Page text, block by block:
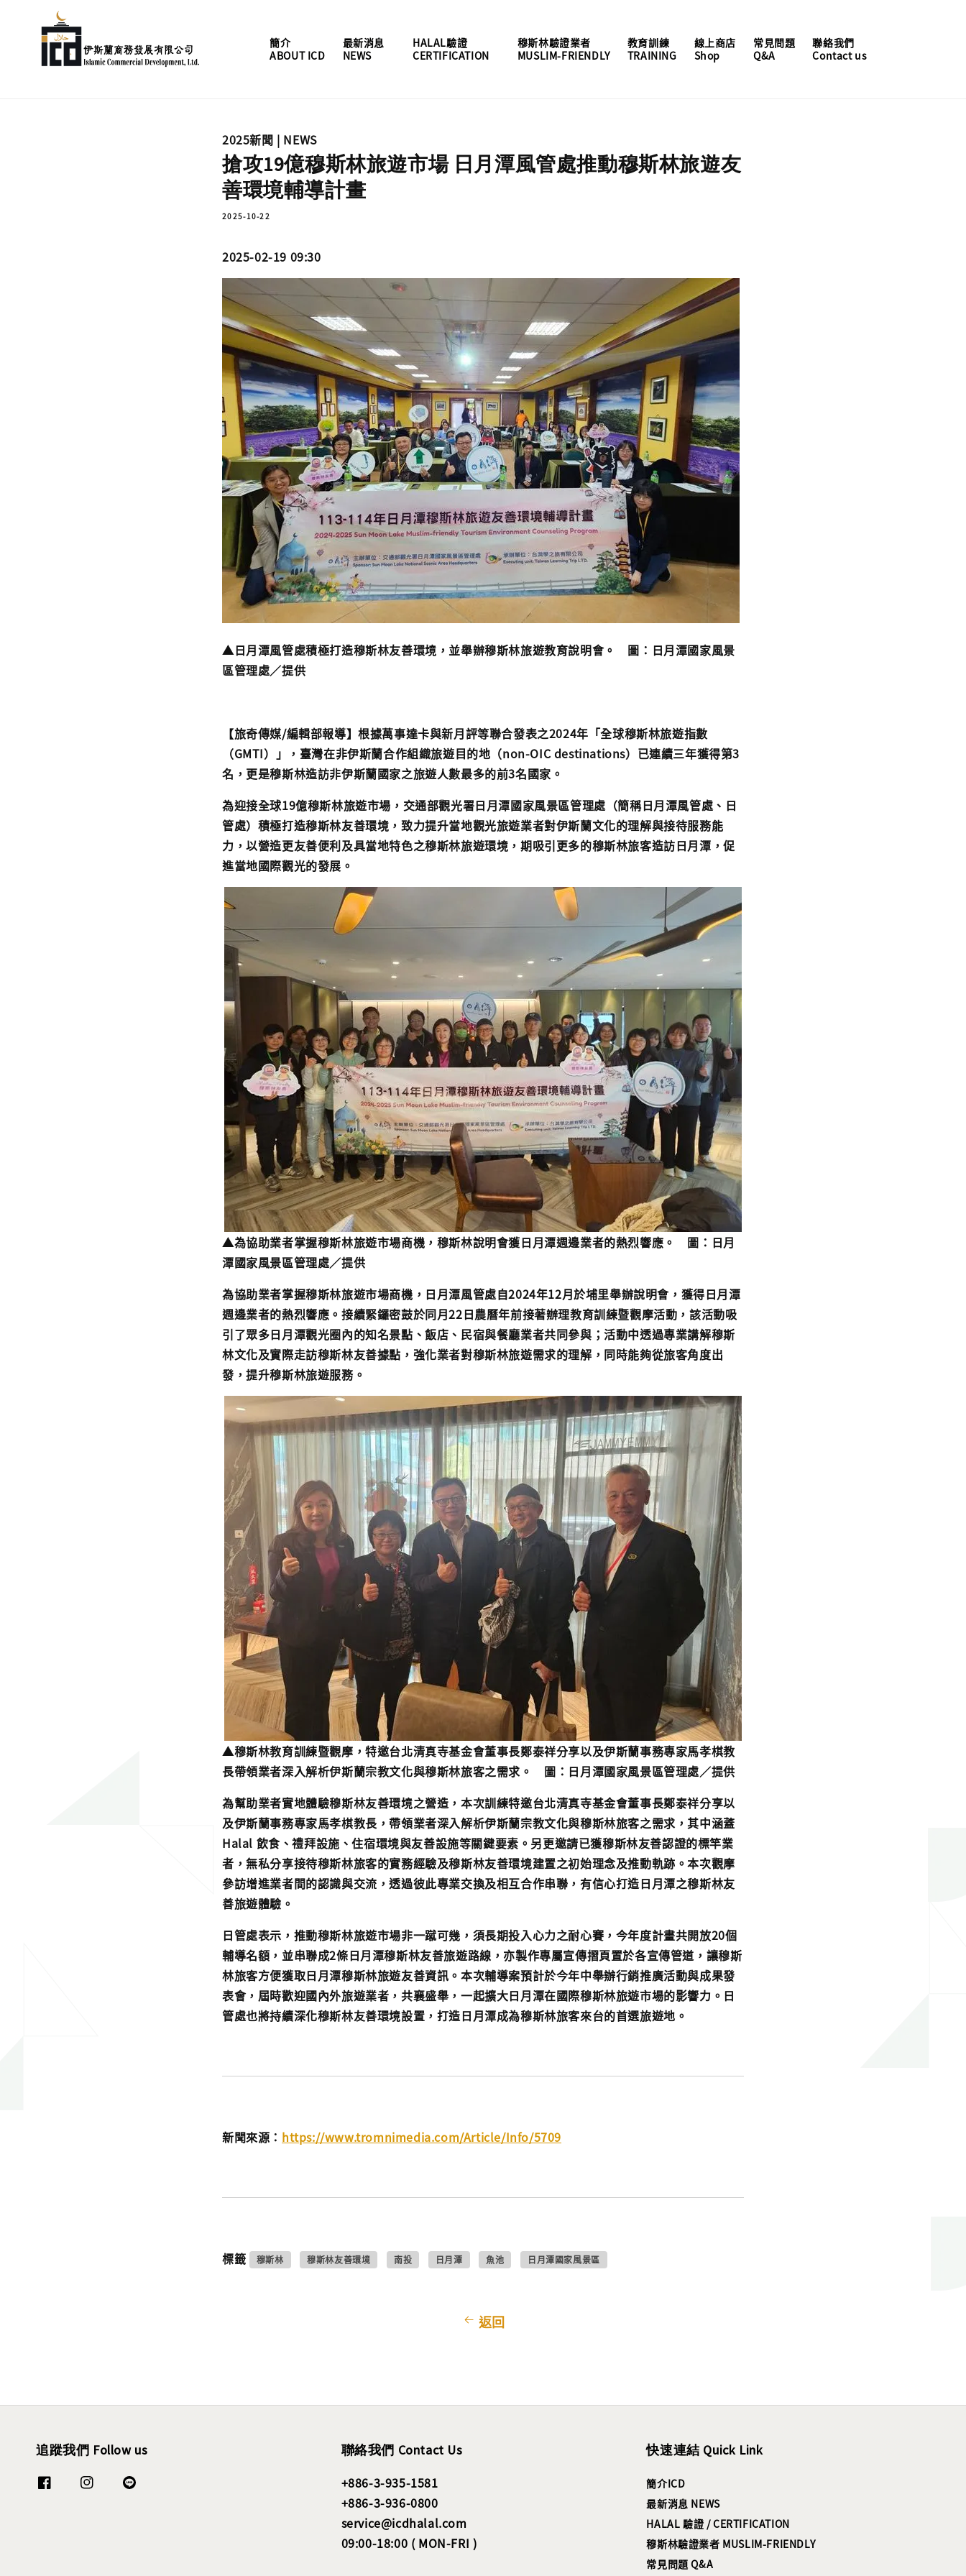
簡介
ABOUT ICD
最新消息
NEWS
HALAL驗證
CERTIFICATION
穆斯林驗證業者
MUSLIM-FRIENDLY
教育訓練
TRAINING
線上商店
Shop
常見問題
Q&A
聯絡我們
Contact us
2025新聞 | NEWS
搶攻19億穆斯林旅遊市場 日月潭風管處推動穆斯林旅遊友
善環境輔導計畫
2025-10-22
2025-02-19 09:30
▲日月潭風管處積極打造穆斯林友善環境，並舉辦穆斯林旅遊教育說明會。 圖：日月潭國家風景
區管理處／提供
【旅奇傳媒/編輯部報導】根據萬事達卡與新月評等聯合發表之2024年「全球穆斯林旅遊指數
（GMTI）」，臺灣在非伊斯蘭合作組織旅遊目的地（non-OIC destinations）已連續三年獲得第3
名，更是穆斯林造訪非伊斯蘭國家之旅遊人數最多的前3名國家。
為迎接全球19億穆斯林旅遊市場，交通部觀光署日月潭國家風景區管理處（簡稱日月潭風管處、日
管處）積極打造穆斯林友善環境，致力提升當地觀光旅遊業者對伊斯蘭文化的理解與接待服務能
力，以營造更友善便利及具當地特色之穆斯林旅遊環境，期吸引更多的穆斯林旅客造訪日月潭，促
進當地國際觀光的發展。
▲為協助業者掌握穆斯林旅遊市場商機，穆斯林說明會獲日月潭週邊業者的熱烈響應。 圖：日月
潭國家風景區管理處／提供
為協助業者掌握穆斯林旅遊市場商機，日月潭風管處自2024年12月於埔里舉辦說明會，獲得日月潭
週邊業者的熱烈響應。接續緊鑼密鼓於同月22日農曆年前接著辦理教育訓練暨觀摩活動，該活動吸
引了眾多日月潭觀光圈內的知名景點、飯店、民宿與餐廳業者共同參與；活動中透過專業講解穆斯
林文化及實際走訪穆斯林友善據點，強化業者對穆斯林旅遊需求的理解，同時能夠從旅客角度出
發，提升穆斯林旅遊服務。
▲穆斯林教育訓練暨觀摩，特邀台北清真寺基金會董事長鄭泰祥分享以及伊斯蘭事務專家馬孝棋教
長帶領業者深入解析伊斯蘭宗教文化與穆斯林旅客之需求。 圖：日月潭國家風景區管理處／提供
為幫助業者實地體驗穆斯林友善環境之營造，本次訓練特邀台北清真寺基金會董事長鄭泰祥分享以
及伊斯蘭事務專家馬孝棋教長，帶領業者深入解析伊斯蘭宗教文化與穆斯林旅客之需求，其中涵蓋
Halal 飲食、禮拜設施、住宿環境與友善設施等關鍵要素。另更邀請已獲穆斯林友善認證的標竿業
者，無私分享接待穆斯林旅客的實務經驗及穆斯林友善環境建置之初始理念及推動軌跡。本次觀摩
參訪增進業者間的認識與交流，透過彼此專業交換及相互合作串聯，有信心打造日月潭之穆斯林友
善旅遊體驗。
日管處表示，推動穆斯林旅遊市場非一蹴可幾，須長期投入心力之耐心賽，今年度計畫共開放20個
輔導名額，並串聯成2條日月潭穆斯林友善旅遊路線，亦製作專屬宣傳摺頁置於各宣傳管道，讓穆斯
林旅客方便獲取日月潭穆斯林旅遊友善資訊。本次輔導案預計於今年中舉辦行銷推廣活動與成果發
表會，屆時歡迎國內外旅遊業者，共襄盛舉，一起擴大日月潭在國際穆斯林旅遊市場的影響力。日
管處也將持續深化穆斯林友善環境設置，打造日月潭成為穆斯林旅客來台的首選旅遊地。
新聞來源： https://www.tromnimedia.com/Article/Info/5709
標籤 穆斯林 穆斯林友善環境 南投 日月潭 魚池 日月潭國家風景區
返回
追蹤我們 Follow us 聯絡我們 Contact Us
+886-3-935-1581
+886-3-936-0800
service@icdhalal.com
09:00-18:00 ( MON-FRI )
快速連結 Quick Link
簡介ICD
最新消息 NEWS
HALAL 驗證 / CERTIFICATION
穆斯林驗證業者 MUSLIM-FRIENDLY
常見問題 Q&A